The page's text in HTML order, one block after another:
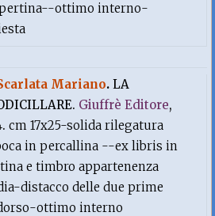
ottimo interno-
Mariano.LA
Giuffrè Editore,
cm 17x25-solida rilegatura
in percallina --ex libris in
e timbro appartenenza
distacco delle due prime
ottimo interno